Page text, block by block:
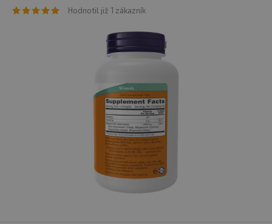
Hodnotil již 1 zákazník